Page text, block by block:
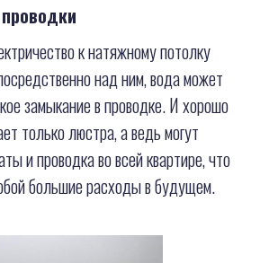
к натяжному потолку
над ним, вода может
замыкание в проводке. И хорошо
только люстра, а ведь могут
и проводка во всей квартире, что
большие расходы в будущем.